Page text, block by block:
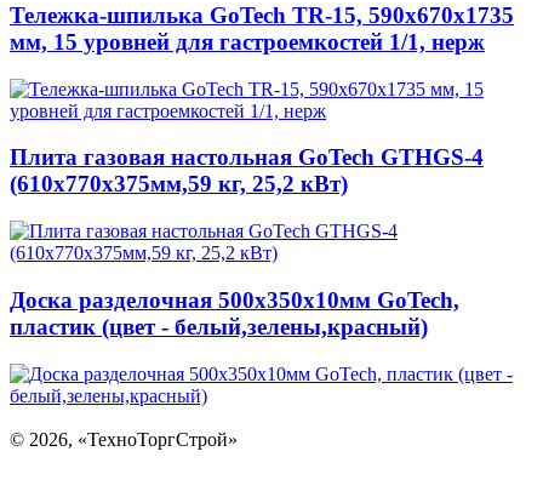
Тележка-шпилька GoTech TR-15, 590х670х1735
мм, 15 уровней для гастроемкостей 1/1, нерж
Плита газовая настольная GoTech GTHGS-4
(610х770х375мм,59 кг, 25,2 кВт)
Доска разделочная 500х350х10мм GoTech,
пластик (цвет - белый,зелены,красный)
© 2026, «ТехноТоргСтрой»